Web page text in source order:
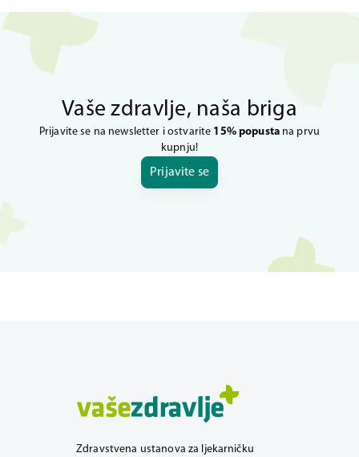
Vaše zdravlje, naša briga
Prijavite se na newsletter i ostvarite 15% popustana prvu
kupnju!
Prijavite se
Zdravstvena ustanova za ljekarničku